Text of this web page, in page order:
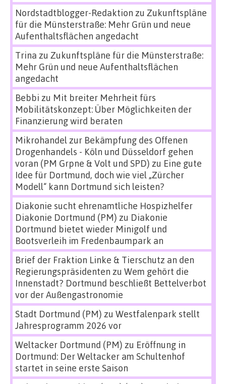
Nordstadtblogger-Redaktion zu Zukunftspläne
für die Münsterstraße: Mehr Grün und neue
Aufenthaltsflächen angedacht
Trina zu Zukunftspläne für die Münsterstraße:
Mehr Grün und neue Aufenthaltsflächen
angedacht
Bebbi zu Mit breiter Mehrheit fürs
Mobilitätskonzept: Über Möglichkeiten der
Finanzierung wird beraten
Mikrohandel zur Bekämpfung des Offenen
Drogenhandels - Köln und Düsseldorf gehen
voran (PM Grpne & Volt und SPD) zu Eine gute
Idee für Dortmund, doch wie viel „Zürcher
Modell“ kann Dortmund sich leisten?
Diakonie sucht ehrenamtliche Hospizhelfer
Diakonie Dortmund (PM) zu Diakonie
Dortmund bietet wieder Minigolf und
Bootsverleih im Fredenbaumpark an
Brief der Fraktion Linke & Tierschutz an den
Regierungspräsidenten zu Wem gehört die
Innenstadt? Dortmund beschließt Bettelverbot
vor der Außengastronomie
Stadt Dortmund (PM) zu Westfalenpark stellt
Jahresprogramm 2026 vor
Weltacker Dortmund (PM) zu Eröffnung in
Dortmund: Der Weltacker am Schultenhof
startet in seine erste Saison